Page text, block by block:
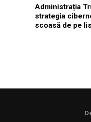
Administrația
strategia
scoasă de pe